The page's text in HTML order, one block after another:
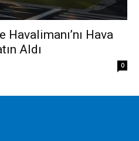
Hava
Aldı
0